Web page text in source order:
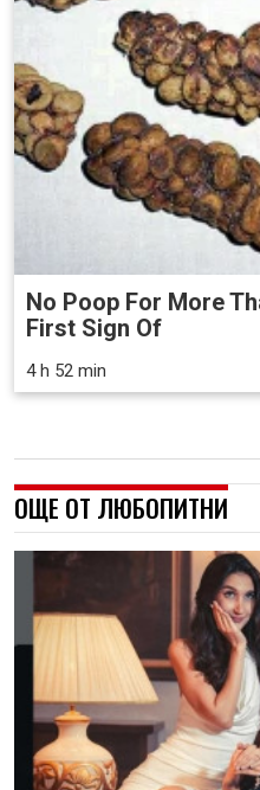
No Poop For More
First Sign Of
4 h 52 min
ОЩЕ ОТ ЛЮБОПИТНИ